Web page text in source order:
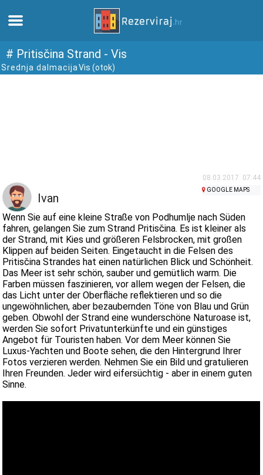
Zuhause
webcams
Treffen Sie Kroatien
museen
# Pritisčina Strand - Vis
Srednja dalmacija Vis (otok)
08.03.2017. 07:44
Ivan
GOOGLE MAPS
Wenn Sie auf eine kleine Straße von Podhumlje nach Süden
fahren, gelangen Sie zum Strand Pritisčina. Es ist kleiner als
der Strand, mit Kies und größeren Felsbrocken, mit großen
Klippen auf beiden Seiten. Eingetaucht in die Felsen des
Pritisčina Strandes hat einen natürlichen Blick und Schönheit.
Das Meer ist sehr schön, sauber und gemütlich warm. Die
Farben müssen faszinieren, vor allem wegen der Felsen, die
das Licht unter der Oberfläche reflektieren und so die
ungewöhnlichen, aber bezaubernden Töne von Blau und Grün
geben. Obwohl der Strand eine wunderschöne Naturoase ist,
werden Sie sofort Privatunterkünfte und ein günstiges
Angebot für Touristen haben. Vor dem Meer können Sie
Luxus-Yachten und Boote sehen, die den Hintergrund Ihrer
Fotos verzieren werden. Nehmen Sie ein Bild und gratulieren
Ihren Freunden. Jeder wird eifersüchtig - aber in einem guten
Sinne.